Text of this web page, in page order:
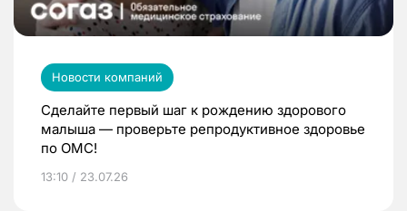
Новости компаний
Сделайте первый шаг к рождению здорового
малыша — проверьте репродуктивное здоровье
по ОМС!
13:10 / 23.07.26